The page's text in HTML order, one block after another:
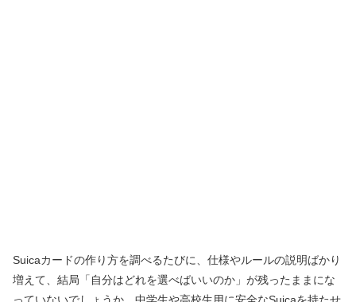
Suicaカードの作り方を調べるたびに、仕様やルールの説明ばかり
増えて、結局「自分はどれを選べばいいのか」が残ったままにな